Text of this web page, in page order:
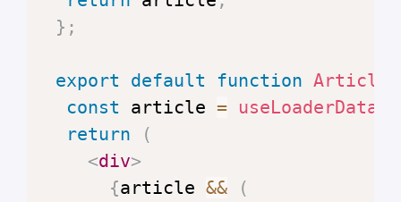
} ;
export default function
const article = useLoaderData
return
(
<div>
{article &&
(